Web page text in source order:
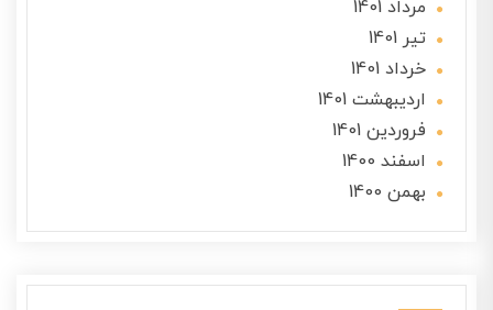
مرداد 1401
تير 1401
خرداد 1401
ارديبهشت 1401
فروردین 1401
اسفند 1400
بهمن 1400